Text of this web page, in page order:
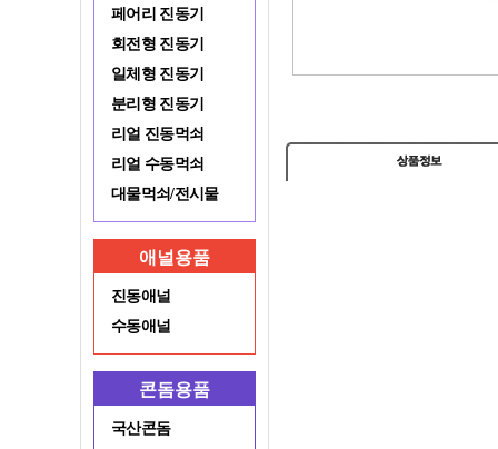
페어리 진동기
회전형 진동기
일체형 진동기
분리형 진동기
리얼 진동먹쇠
리얼 수동먹쇠
대물먹쇠/전시물
애널용품
진동애널
수동애널
콘돔용품
국산콘돔